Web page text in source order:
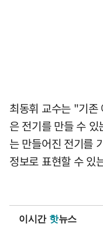
최동휘 교수는 "기존
은 전기를 만들 수
는 만들어진 전기를
정보로 표현할 수 있
이시간 핫뉴스